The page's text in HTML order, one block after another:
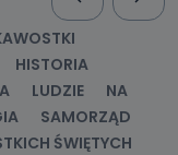
HISTORIA
LUDZIE
NA
SAMORZĄD
ŚWIĘTYCH